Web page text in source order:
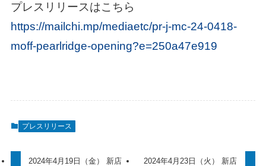
プレスリリースはこちら
https://mailchi.mp/mediaetc/pr-j-mc-24-0418-
moff-pearlridge-opening?e=250a47e919
プレスリリース
2024年4月19日（金） 新店
2024年4月23日（火） 新店